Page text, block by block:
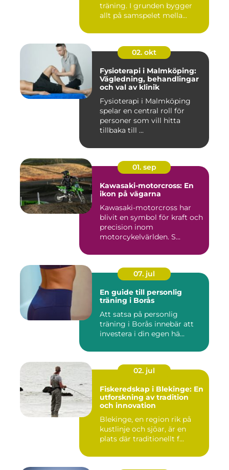
träning. I grunden bygger
allt på samspelet mella...
02. okt
Fysioterapi i Malmköping:
Vägledning, behandlingar
och val av klinik
Fysioterapi i Malmköping
spelar en central roll för
personer som vill hitta
tillbaka till ...
01. sep
Kawasaki-motorcross: En
ikon på vägarna
Kawasaki-motorcross har
blivit en symbol för kraft och
precision inom
motorcykelvärlden. S...
07. jul
En guide till personlig
träning i Borås
Att satsa på personlig
träning i Borås innebär att
investera i din egen hä...
02. jul
Fiskeredskap i Blekinge: En
utforskning av tradition
och innovation
Blekinge, en region rik på
kustlinje och sjöar, är en
plats där traditionellt f...